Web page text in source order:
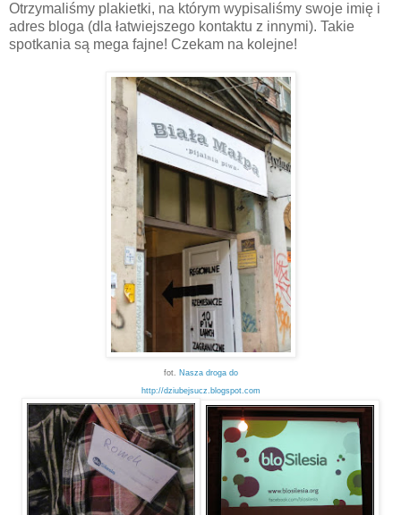
Otrzymaliśmy plakietki, na którym wypisaliśmy swoje imię i
adres bloga (dla łatwiejszego kontaktu z innymi). Takie
spotkania są mega fajne! Czekam na kolejne!
fot. Nasza droga do
http://dziubejsucz.blogspot.com